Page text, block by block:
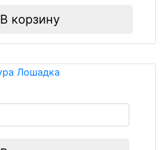
В корзину